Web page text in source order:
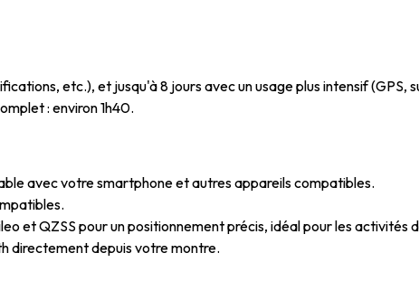
etc.), et jusqu'à 8 jours avec un usage plus intensif (GPS,
: environ 1h40.
avec votre smartphone et autres appareils compatibles.
et QZSS pour un positionnement précis, idéal pour les activités
directement depuis votre montre.